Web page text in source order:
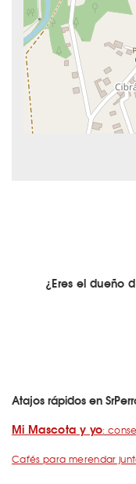
¿Eres el dueño
Atajos rápidos en
Mi Mascota y yo:
Cafés para merendar